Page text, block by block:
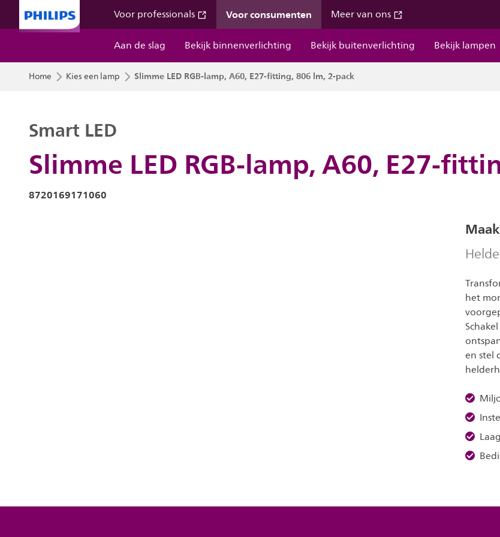
Voor professionals Voor consumenten Meer van ons
Aan de slag
Bekijk binnenverlichting Bekijk buitenverlichting Bekijk lampen
Home Kies een lamp Slimme LED RGB-lamp, A60, E27-fitting, 806 lm, 2-pack
Slimme LED RGB-lamp, A60, E27-
Smart LED
8720169171060
het
en stel